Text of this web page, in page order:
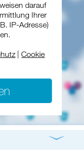
darauf
Ihrer
IP-Adresse)
|Cookie